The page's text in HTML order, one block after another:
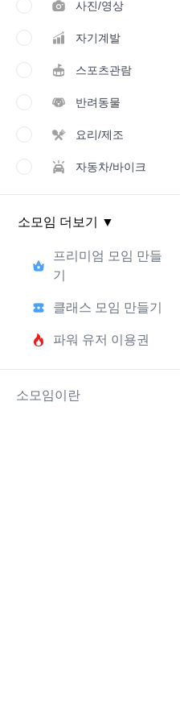
사진/영상
자기계발
스포츠관람
반려동물
요리/제조
자동차/바이크
소모임 더보기 ▼
프리미엄 모임 만들
기
클래스 모임 만들기
파워 유저 이용권
소모임이란